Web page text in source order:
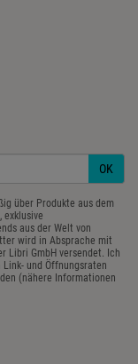
OK
über Produkte aus dem
exklusive
aus der Welt von
wird in Absprache mit
Libri GmbH versendet. Ich
und Öffnungsraten
(nähere Informationen